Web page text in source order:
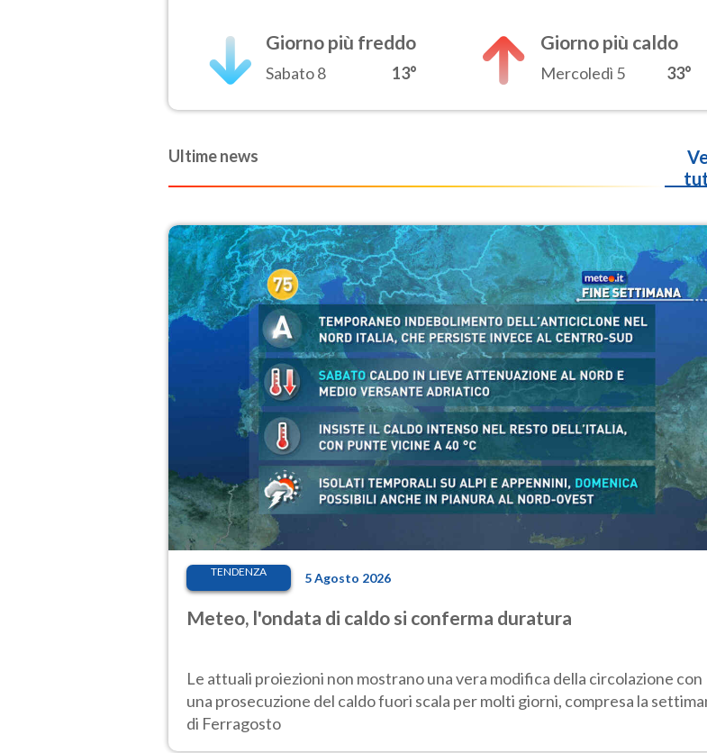
Giorno più freddo
Sabato 8 13°
Giorno più caldo
Mercoledì 5 33°
Ultime news
TENDENZA 5 Agosto 2026
Meteo, l'ondata di caldo si conferma duratura
Le attuali proiezioni non mostrano una vera modifica della circolazione con
una prosecuzione del caldo fuori scala per molti giorni, compresa la
di Ferragosto